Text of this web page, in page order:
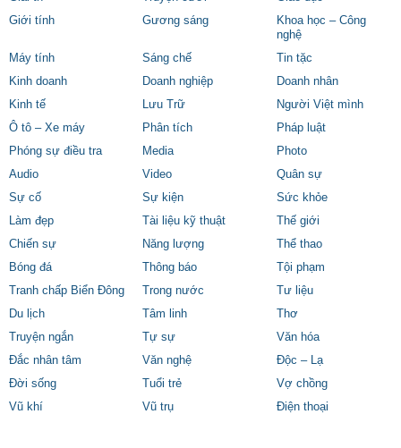
Giới tính
Gương sáng
Khoa học – Công
nghệ
Máy tính
Sáng chế
Tin tặc
Kinh doanh
Doanh nghiệp
Doanh nhân
Kinh tế
Lưu Trữ
Người Việt mình
Ô tô – Xe máy
Phân tích
Pháp luật
Phóng sự điều tra
Media
Photo
Audio
Video
Quân sự
Sự cố
Sự kiện
Sức khỏe
Làm đẹp
Tài liệu kỹ thuật
Thế giới
Chiến sự
Năng lượng
Thể thao
Bóng đá
Thông báo
Tội phạm
Tranh chấp Biển Đông
Trong nước
Tư liệu
Du lịch
Tâm linh
Thơ
Truyện ngắn
Tự sự
Văn hóa
Đắc nhân tâm
Văn nghệ
Độc – Lạ
Đời sống
Tuổi trẻ
Vợ chồng
Vũ khí
Vũ trụ Điện thoại